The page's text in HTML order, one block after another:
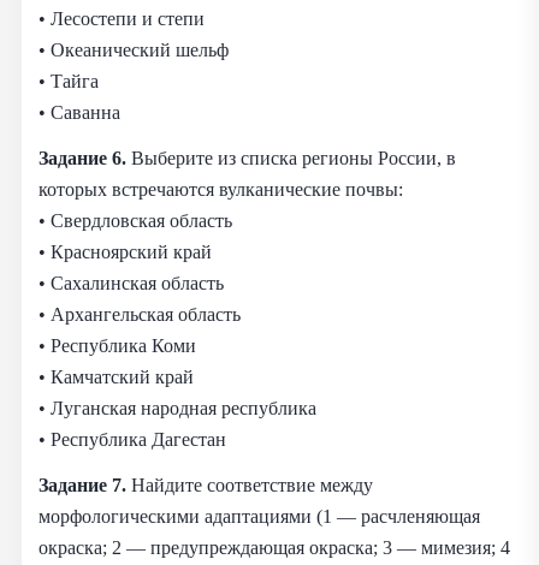
• Лесостепи и степи
• Океанический шельф
• Тайга
• Саванна
Задание 6. Выберите из списка регионы России, в
которых встречаются вулканические почвы:
• Свердловская область
• Красноярский край
• Сахалинская область
• Архангельская область
• Республика Коми
• Камчатский край
• Луганская народная республика
• Республика Дагестан
Задание 7. Найдите соответствие между
морфологическими адаптациями (1 — расчленяющая
окраска; 2 — предупреждающая окраска; 3 — мимезия; 4